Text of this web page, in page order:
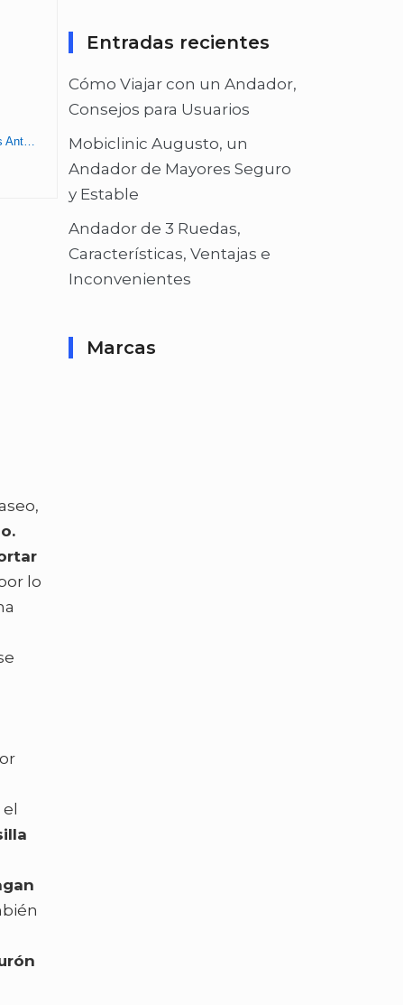
Andador con reposapiés AnteaMED, andador 2 en 1, andador y silla de ruedas
lo
Entradas recientes
Cómo Viajar con un Andador,
Consejos para Usuarios
Mobiclinic Augusto, un
Andador de Mayores Seguro
y Estable
Andador de 3 Ruedas,
Características, Ventajas e
Inconvenientes
Marcas